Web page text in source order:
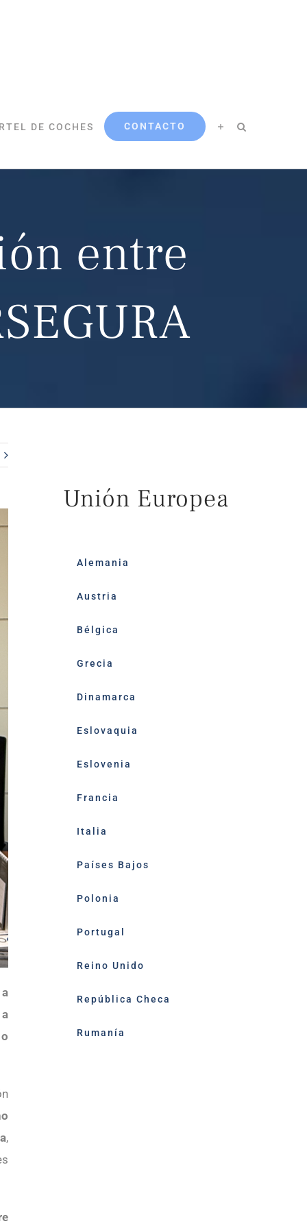
DE COCHES CONTACTO
entre
,
Unión Europea
Alemania
Austria
Bélgica
Grecia
Dinamarca
Eslovaquia
Eslovenia
Francia
Italia
Países Bajos
Polonia
Portugal
Reino Unido
República Checa
Rumanía